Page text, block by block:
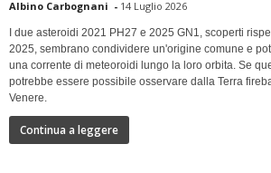
Albino Carbognani - 14 Luglio 2026
I due asteroidi 2021 PH27 e 2025 GN1, scoperti
2025, sembrano condividere un'origine comune e
una corrente di meteoroidi lungo la loro orbita. Se
potrebbe essere possibile osservare dalla Terra
Venere.
Continua a leggere